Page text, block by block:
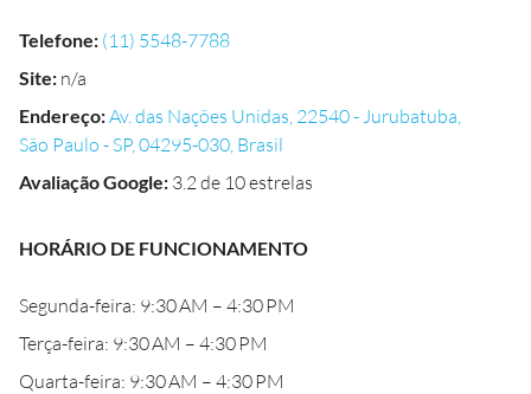
Telefone: (11) 5548-7788
Site: n/a
Endereço:Av. das Nações Unidas, 22540 - Jurubatuba,
São Paulo - SP, 04295-030, Brasil
Avaliação Google: 3.2 de 10 estrelas
HORÁRIO DE FUNCIONAMENTO
Segunda-feira: 9:30 AM – 4:30 PM
Terça-feira: 9:30 AM – 4:30 PM
Quarta-feira: 9:30 AM – 4:30 PM